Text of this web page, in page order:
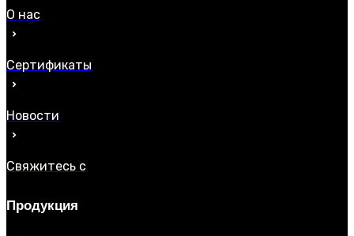
О нас
Сертификаты
Новости
Свяжитесь с
Продукция